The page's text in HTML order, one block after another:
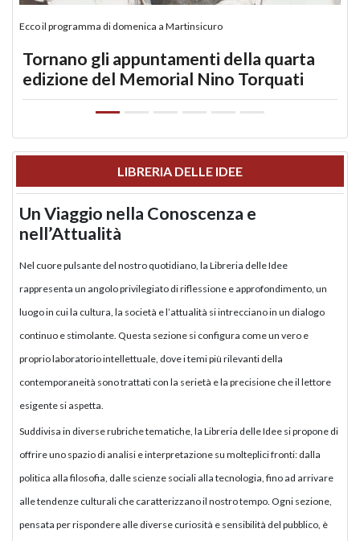
Ecco il programma di domenica a Martinsicuro
Tornano gli appuntamenti della quarta
edizione del Memorial Nino Torquati
LIBRERIA DELLE IDEE
Un Viaggio nella Conoscenza e
nell’Attualità
Nel cuore pulsante del nostro quotidiano, la Libreria delle Idee
rappresenta un angolo privilegiato di riflessione e approfondimento, un
luogo in cui la cultura, la società e l’attualità si intrecciano in un dialogo
continuo e stimolante. Questa sezione si configura come un vero e
proprio laboratorio intellettuale, dove i temi più rilevanti della
contemporaneità sono trattati con la serietà e la precisione che il lettore
esigente si aspetta.
Suddivisa in diverse rubriche tematiche, la Libreria delle Idee si propone di
offrire uno spazio di analisi e interpretazione su molteplici fronti: dalla
politica alla filosofia, dalle scienze sociali alla tecnologia, fino ad arrivare
alle tendenze culturali che caratterizzano il nostro tempo. Ogni sezione,
pensata per rispondere alle diverse curiosità e sensibilità del pubblico, è